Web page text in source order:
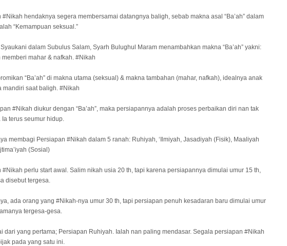
#Nikah hendaknya segera membersamai datangnya baligh, sebab makna asal “Ba’ah” dalam
“Kemampuan seksual.”
dalam Subulus Salam, Syarh Bulughul Maram menambahkan makna “Ba’ah” yakni:
mahar & nafkah. #Nikah
“Ba’ah” di makna utama (seksual) & makna tambahan (mahar, nafkah), idealnya anak
mandiri saat baligh. #Nikah
#Nikah diukur dengan “Ba’ah”, maka persiapannya adalah proses perbaikan diri nan tak
terus seumur hidup.
membagi Persiapan #Nikah dalam 5 ranah: Ruhiyah, ‘Ilmiyah, Jasadiyah (Fisik), Maaliyah
(Sosial)
#Nikah perlu start awal. Salim nikah usia 20 th, tapi karena persiapannya dimulai umur 15 th,
disebut tergesa.
ada orang yang #Nikah-nya umur 30 th, tapi persiapan penuh kesadaran baru dimulai umur
tergesa-gesa.
dari yang pertama; Persiapan Ruhiyah. Ialah nan paling mendasar. Segala persiapan #Nikah
pada yang satu ini.